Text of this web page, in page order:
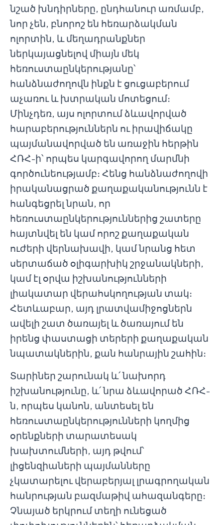
նշած խնդիրները, ընդհանուր առմամբ,
նոր չեն, բնորոշ են հեռարձակման
ոլորտին, և մեղադրանքներ
ներկայացնելով միայն մեկ
հեռուստաընկերությանը՝
հանձնաժողովն ինքն է ցուցաբերում
աչառու և խտրական մոտեցում։
Մինչդեռ, այս ոլորտում ձևավորված
հարաբերություններն ու իրավիճակը
պայմանավորված են առաջին հերթին
ՀՌՀ-ի՝ որպես կարգավորող մարմնի
գործունեությամբ։ Հենց հանձնաժողովի
իրականացրած քաղաքականությունն է
հանգեցրել նրան, որ
հեռուստաընկերություններից շատերը
հայտնվել են կամ որոշ քաղաքական
ուժերի վերնախավի, կամ նրանց հետ
սերտաճած օլիգարխիկ շրջանակների,
կամ էլ օրվա իշխանությունների
լիակատար վերահսկողության տակ։
Հետևաբար, այդ լրատվամիջոցներն
ավելի շատ ծառայել և ծառայում են
իրենց փաստացի տերերի քաղաքական
նպատակներին, քան հանրային շահին։
Տարիներ շարունակ և՛ նախորդ
իշխանությունը, և՛ նրա ձևավորած ՀՌՀ-
ն, որպես կանոն, անտեսել են
հեռուստաընկերությունների կողմից
օրենքների տարատեսակ
խախտումների, այդ թվում՝
լիցենզիաների պայմանները
չկատարելու վերաբերյալ լրագրողական
հանրության բազմաթիվ ահազանգերը։
Չնայած երկրում տեղի ունեցած